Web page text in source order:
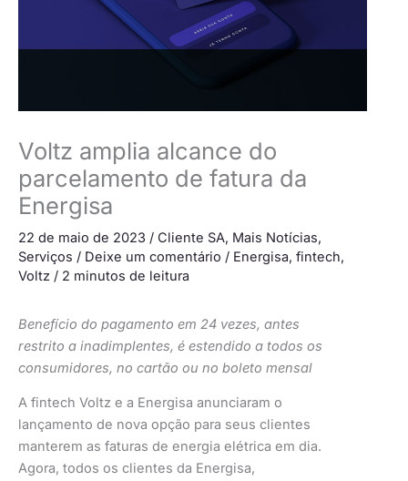
Voltz amplia alcance do
parcelamento de fatura da
Energisa
22 de maio de 2023 / Cliente SA, Mais Notícias,
Serviços / Deixe um comentário / Energisa, fintech,
Voltz / 2 minutos de leitura
Benefício do pagamento em 24 vezes, antes
restrito a inadimplentes, é estendido a todos os
consumidores, no cartão ou no boleto mensal
A fintech Voltz e a Energisa anunciaram o
lançamento de nova opção para seus clientes
manterem as faturas de energia elétrica em dia.
Agora, todos os clientes da Energisa,